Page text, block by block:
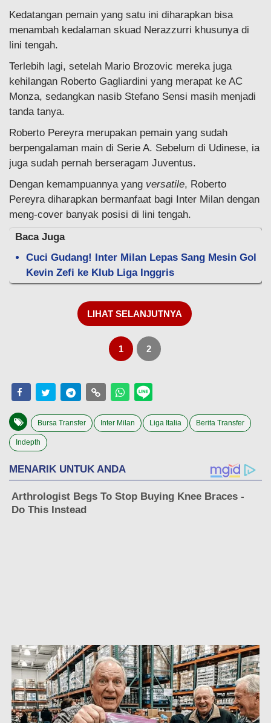
Kedatangan pemain yang satu ini diharapkan bisa
menambah kedalaman skuad Nerazzurri khusunya di
lini tengah.
Terlebih lagi, setelah Mario Brozovic mereka juga
kehilangan Roberto Gagliardini yang merapat ke AC
Monza, sedangkan nasib Stefano Sensi masih menjadi
tanda tanya.
Roberto Pereyra merupakan pemain yang sudah
berpengalaman main di Serie A. Sebelum di Udinese, ia
juga sudah pernah berseragam Juventus.
Dengan kemampuannya yang versatile, Roberto
Pereyra diharapkan bermanfaat bagi Inter Milan dengan
meng-cover banyak posisi di lini tengah.
Baca Juga
Cuci Gudang! Inter Milan Lepas Sang Mesin Gol
Kevin Zefi ke Klub Liga Inggris
LIHAT SELANJUTNYA
1 2
Bursa Transfer Inter Milan Liga Italia Berita Transfer
Indepth